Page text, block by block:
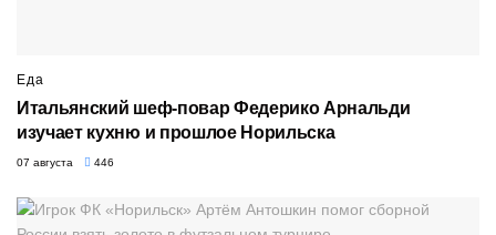
Еда
Итальянский шеф-повар Федерико Арнальди
изучает кухню и прошлое Норильска
07 августа 446